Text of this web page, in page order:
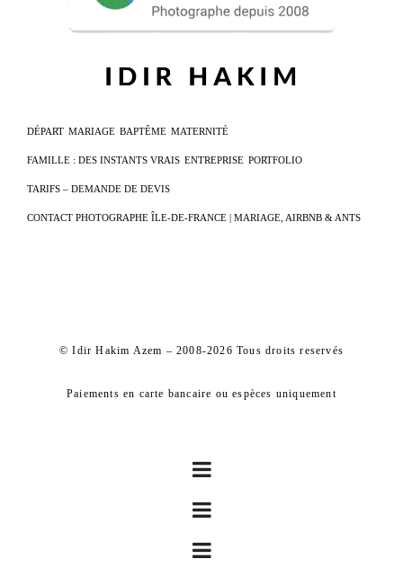
DÉPART MARIAGE BAPTÊME MATERNITÉ
FAMILLE : DES INSTANTS VRAIS ENTREPRISE PORTFOLIO
TARIFS – DEMANDE DE DEVIS
CONTACT PHOTOGRAPHE ÎLE-DE-FRANCE | MARIAGE, AIRBNB & ANTS
© Idir Hakim Azem – 2008-2026 Tous droits reservés
Paiements en carte bancaire ou espèces uniquement